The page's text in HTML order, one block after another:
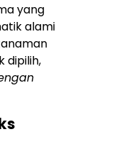
yang
alami
dipilih,